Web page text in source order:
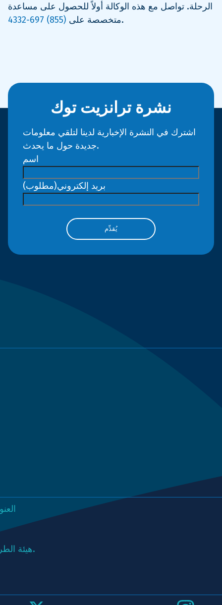
الرحلة. تواصل مع هذه الوكالة أولاً للحصول على مساعدة
متخصصة على (855) 697-4332 .
نشرة ترانزيت توك
اشترك في النشرة الإخبارية لدينا لتلقي معلومات
جديدة حول ما يحدث.
اسم
بريد إلكتروني(مطلوب)
هيئة الطرق والمواصلات هي جهة توظيف تلتزم بتكافؤ الفرص.